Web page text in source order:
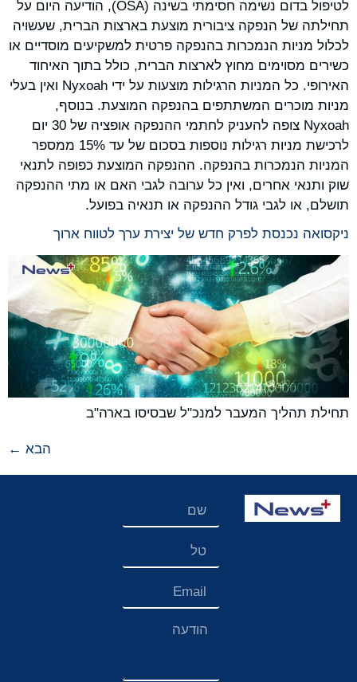
לטיפול בדום נשימה חסימתי בשינה (OSA), הודיעה היום על
תחילתה של הנפקה ציבורית מוצעת בארצות הברית, שעשויה
לכלול מניות הנמכרות בהנפקה פרטית למשקיעים מוסדיים או
כשירים מסוימים מחוץ לארצות הברית, כולל בתוך האיחוד
האירופי. כל המניות הרגילות מוצעות על ידי Nyxoah ואין בעלי
מניות מוכרים המשתתפים בהנפקה המוצעת. בנוסף,
Nyxoah צופה להעניק לחתמי ההנפקה אופציה של 30 יום
לרכישת מניות רגילות נוספות בסכום של עד 15% ממספר
המניות הנמכרות בהנפקה. ההנפקה המוצעת כפופה לתנאי
שוק ותנאי אחרים, ואין כל ערובה לגבי האם או מתי ההנפקה
תושלם, או לגבי גודל ההנפקה או תנאיה בפועל.
ניקסואה נכנסת לפרק חדש של יצירת ערך לטווח ארוך
תחילת תהליך המעבר למנכ"ל שבסיסו בארה"ב
הבא ←